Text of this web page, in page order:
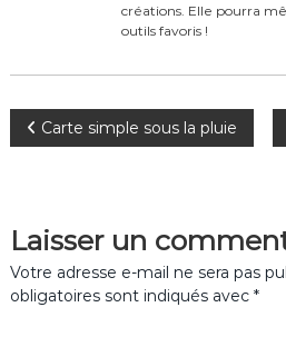
créations. Elle pourra
outils favoris !
N
v
i
Carte simple sous la pluie
Laisser un
Votre adresse e-mail ne sera pas
obligatoires sont indiqués avec *